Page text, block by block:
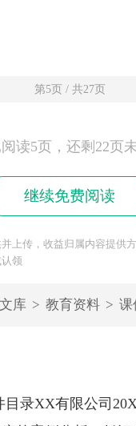
第5页 / 共27页
阅读5页，还剩22页
继续免费阅读
上传，收益归属内容提供
领
库 > 教育资料 > 课
目录XX有限公司